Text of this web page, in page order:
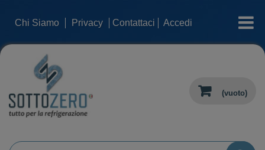
Chi Siamo Privacy Contattaci Accedi categorie
(vuoto)